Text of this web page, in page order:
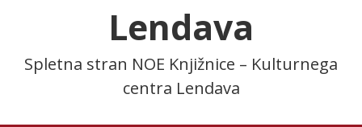
Lendava
Spletna stran NOE Knjižnice – Kulturnega
centra Lendava